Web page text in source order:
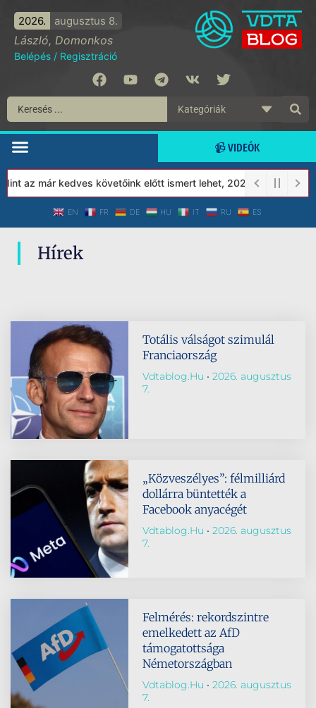
2026. augusztus 8.
László, Domonkos
Belépés / Regisztráció
📹 VIDEÓK
az már kedves követőink előtt ismert lehet, 2023-tól a Védett
EN FR DE HU IT RU ES
Hírek
Totális válságot szimulál
Franciaország
Vdtablog.hu
2026. augusztus
7.
„Közveszélyes”: félmilliárd
dollárra büntették a
Facebook anyacégét
Vdtablog.hu
2026. augusztus
7.
Felmérés: rekordszintre
emelkedett az AfD
támogatottsága
Németországban
Vdtablog.hu
2026. augusztus
7.